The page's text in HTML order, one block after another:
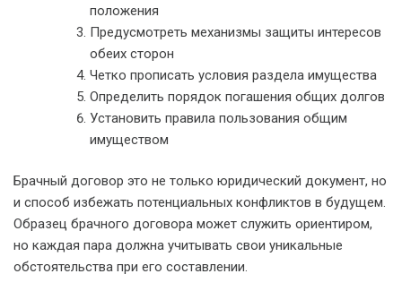
положения
Предусмотреть механизмы защиты интересов
обеих сторон
Четко прописать условия раздела имущества
Определить порядок погашения общих долгов
Установить правила пользования общим
имуществом
Брачный договор это не только юридический документ, но
и способ избежать потенциальных конфликтов в будущем.
Образец брачного договора может служить ориентиром,
но каждая пара должна учитывать свои уникальные
обстоятельства при его составлении.